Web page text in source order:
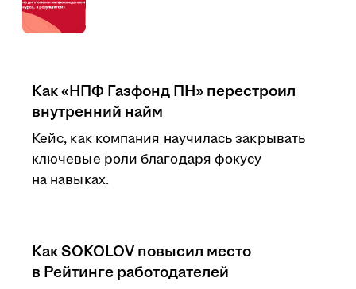
Как «НПФ Газфонд ПН» перестроил
внутренний найм
Кейс, как компания научилась закрывать
ключевые роли благодаря фокусу
на навыках.
Как SOKOLOV повысил место
в Рейтинге работодателей